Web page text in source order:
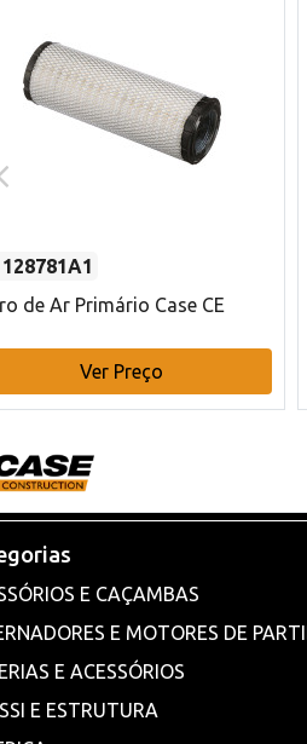
128781A1
de Ar Primário Case CE
Ver Preço
E CAÇAMBAS
E MOTORES DE
E ACESSÓRIOS
E ESTRUTURA